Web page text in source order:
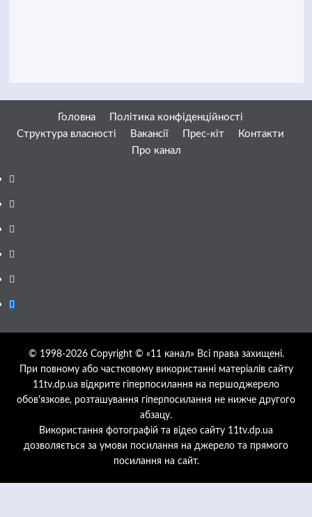
Головна
Політика конфіденційності
Структура власності
Вакансії Прес-кіт
Контакти
Про канал
Facebook
YouTube
Telegram
Instagram
Twitter
Google
© 1998-2026 Copyright © «11 канал» Всі права захищені.
При повному або частковому використанні матеріалів сайту
11tv.dp.ua відкрите гіперпосилання на першоджерело
обов'язкове, розташування гіперпосилання не нижче другого
абзацу.
Використання фотографій та відео сайту 11tv.dp.ua
дозволяється за умови посилання на джерело та прямого
посилання на сайт.